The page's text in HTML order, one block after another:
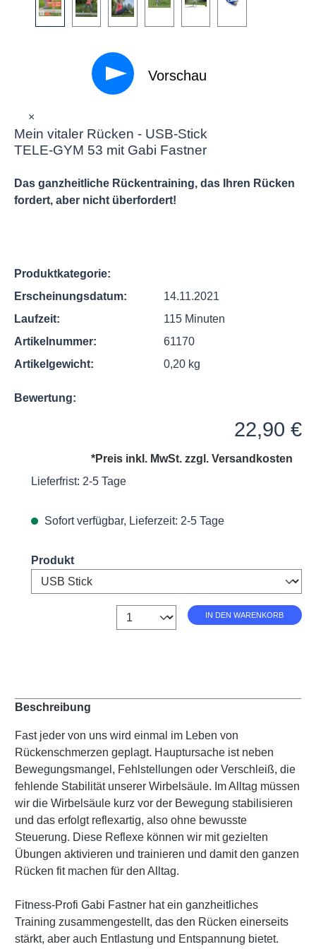
Vorschau
×
Mein vitaler Rücken - USB-Stick
TELE-GYM 53 mit Gabi Fastner
Das ganzheitliche Rückentraining, das Ihren Rücken
fordert, aber nicht überfordert!
Produktkategorie:
Erscheinungsdatum:
14.11.2021
Laufzeit:
115 Minuten
Artikelnummer:
61170
Artikelgewicht:
0,20 kg
Bewertung:
22,90 €
*Preis inkl. MwSt. zzgl. Versandkosten
Lieferfrist: 2-5 Tage
Sofort verfügbar, Lieferzeit: 2-5 Tage
Select
Produkt
Anzahl IN DEN WARENKORB
Beschreibung
Fast jeder von uns wird einmal im Leben von
Rückenschmerzen geplagt. Hauptursache ist neben
Bewegungsmangel, Fehlstellungen oder Verschleiß, die
fehlende Stabilität unserer Wirbelsäule. Im Alltag müssen
wir die Wirbelsäule kurz vor der Bewegung stabilisieren
und das erfolgt reflexartig, also ohne bewusste
Steuerung. Diese Reflexe können wir mit gezielten
Übungen aktivieren und trainieren und damit den ganzen
Rücken fit machen für den Alltag.
Fitness-Profi Gabi Fastner hat ein ganzheitliches
Training zusammengestellt, das den Rücken einerseits
stärkt, aber auch Entlastung und Entspannung bietet.